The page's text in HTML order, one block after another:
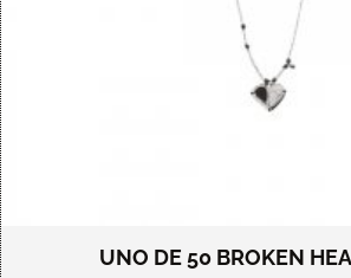
UNO DE 50 BROKEN